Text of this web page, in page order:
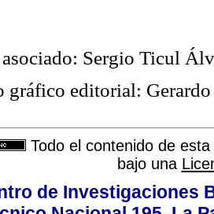
Sergio Ticul
gráfico editorial: Gerardo
Todo el contenido de
bajo una
de Investigaciones